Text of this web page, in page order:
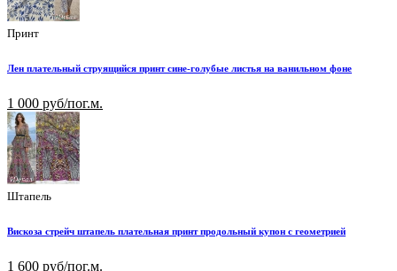
Принт
Лен плательный струящийся принт сине-голубые листья на ванильном фоне
1 000 руб/пог.м.
Штапель
Вискоза стрейч штапель плательная принт продольный купон с геометрией
1 600 руб/пог.м.